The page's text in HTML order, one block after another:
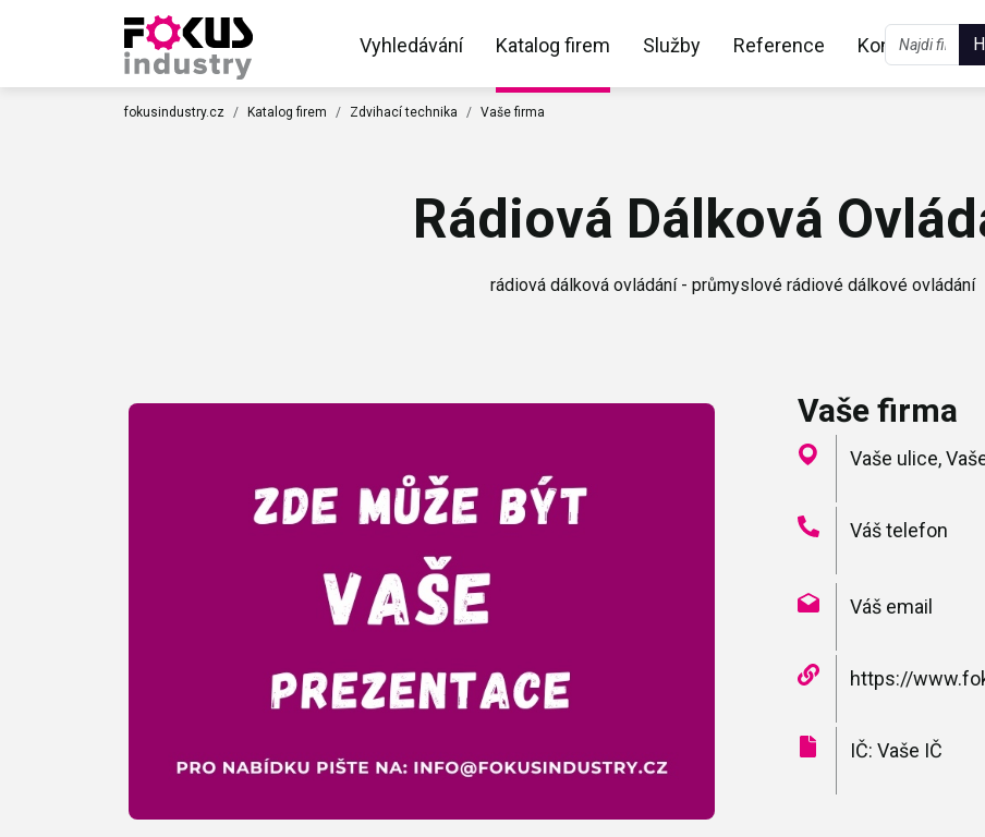
Vyhledávání Katalog firem Služby Reference Kontakt
fokusindustry.cz Katalog firem Zdvihací technika Vaše firma
Rádiová Dálková
rádiová dálková ovládání - průmyslové rádiové dálkové ovládání
Vaše firma
Vaše ulice,
Váš telefon
Váš email
https://
IČ: Vaše IČ